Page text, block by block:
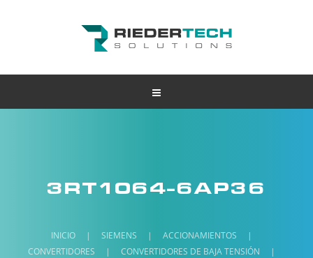
3RT1064-6AP36
INICIO | SIEMENS | ACCIONAMIENTOS
|
CONVERTIDORES
| CONVERTIDORES DE BAJA TENSIÓN
|